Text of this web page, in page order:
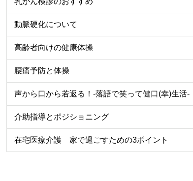
動脈硬化について
高齢者向けの健康体操
腰痛予防と体操
声から口から若返る！-落語で笑って健口(幸)生活-
介助指導とポジショニング
在宅医療介護 家で過ごすための3ポイント